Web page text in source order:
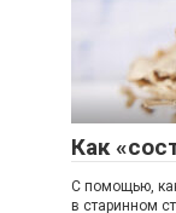
Как
С помощью,
в старинном